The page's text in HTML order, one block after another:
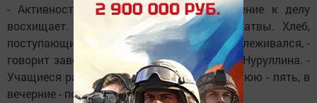
- Активность ребят, их взрослое отношение к делу
восхищает. Они здесь с первого дня жатвы. Хлеб,
поступающий с полей, в ворохах еще не залеживался, -
говорит заведующая зернотоком Ильгиза Нуруллина. -
Учащиеся работают в три смены. В утреннюю - пять, в
вечерние - по четыре часа.